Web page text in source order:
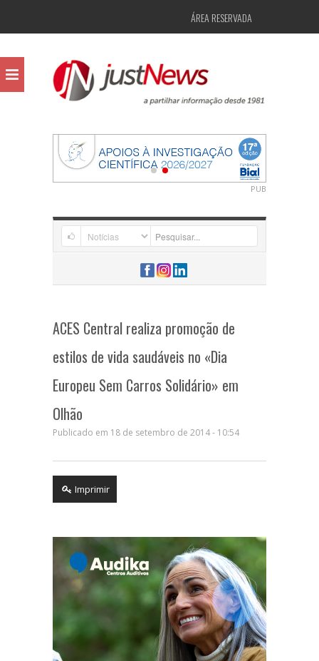
ÁREA RESERVADA
PUB
ACES Central realiza promoção de
estilos de vida saudáveis no «Dia
Europeu Sem Carros Solidário» em
Olhão
Publicado em 18 de setembro de 2014 - 10:54
Imprimir